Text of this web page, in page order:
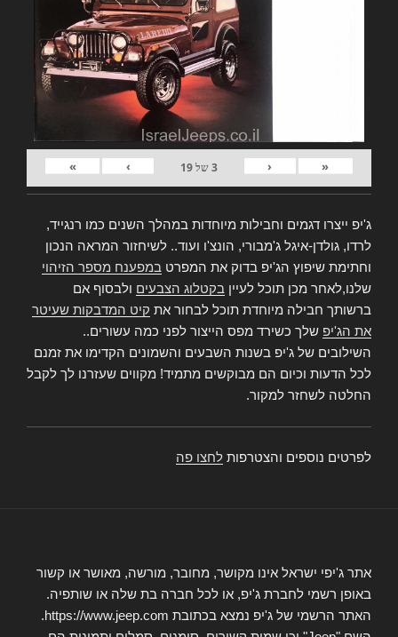
«
‹
3של19
›
»
ג'יפ ייצרו דגמים וחבילות מיוחדות במהלך השנים כמו רנגייד,
לרדו, גולדן-איגל ג'מבורי, הונצ'ו ועוד.. לשיחזור המראה הנכון
וחתימת שיפוץ הג'יפ בדוק את המפרט במפענח מספר הזיהוי
שלנו,לאחר מכן תוכל לעיין בקטלוג הצבעים ולבסוף אם
ברשותך חבילה מיוחדת תוכל לבחור את קיט המדבקות שעיטר
את הג'יפ שלך כשירד מפס הייצור לפני כמה עשורים..
השילובים של ג'יפ בשנות השבעים והשמונים הקדימו את זמנם
לכל הדעות וכיום הם מבוקשים מתמיד! מקווים שעזרנו לך לקבל
החלטה לשחזר למקור.
לפרטים נוספים והצטרפות לחצו פה
אתר ג'יפי ישראל אינו מקושר, מחובר, מורשה, מאושר או קשור
באופן רשמי לחברת ג'יפ, או לכל חברה בת שלה או שותפיה.
האתר הרשמי של ג'יפ נמצא בכתובת https://www.jeep.com.